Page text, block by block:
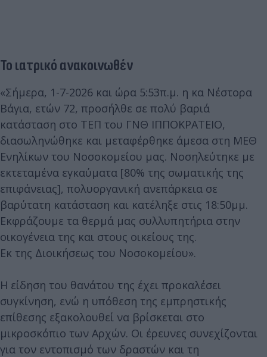
Το ιατρικό ανακοινωθέν
«Σήμερα, 1-7-2026 και ώρα 5:53π.μ. η κα Νέστορα
Βάγια, ετών 72, προσήλθε σε πολύ βαριά
κατάσταση στο ΤΕΠ του ΓΝΘ ΙΠΠΟΚΡΑΤΕΙΟ,
διασωληνώθηκε και μεταφέρθηκε άμεσα στη ΜΕΘ
Ενηλίκων του Νοσοκομείου μας. Νοσηλεύτηκε με
εκτεταμένα εγκαύματα [80% της σωματικής της
επιφάνειας], πολυοργανική ανεπάρκεια σε
βαρύτατη κατάσταση και κατέληξε στις 18:50μμ.
Εκφράζουμε τα θερμά μας συλλυπητήρια στην
οικογένεια της και στους οικείους της.
Εκ της Διοικήσεως του Νοσοκομείου».
Η είδηση του θανάτου της έχει προκαλέσει
συγκίνηση, ενώ η υπόθεση της εμπρηστικής
επίθεσης εξακολουθεί να βρίσκεται στο
μικροσκόπιο των Αρχών. Οι έρευνες συνεχίζονται
για τον εντοπισμό των δραστών και τη